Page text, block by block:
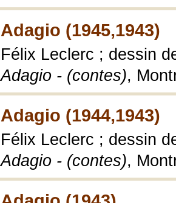
Adagio (1945,1943)
Félix Leclerc ; dessin
Adagio - (contes),
Adagio (1944,1943)
Félix Leclerc ; dessin
Adagio - (contes),